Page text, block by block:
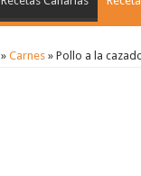
» Carnes » Pollo a la